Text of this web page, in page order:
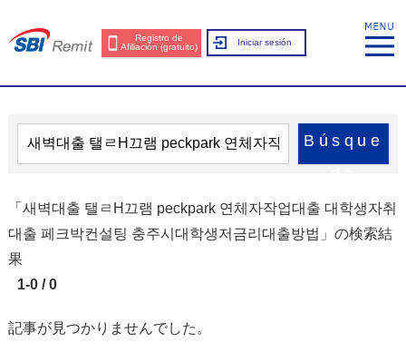
Registro de
Afiliación (gratuito)
Iniciar sesión
Búsque
「새벽대출 탤ㄹH끄램 peckpark 연체자작업대출 대학생자취
대출 페크박컨설팅 충주시대학생저금리대출방법」の検索結
果
1-0 / 0
記事が見つかりませんでした。